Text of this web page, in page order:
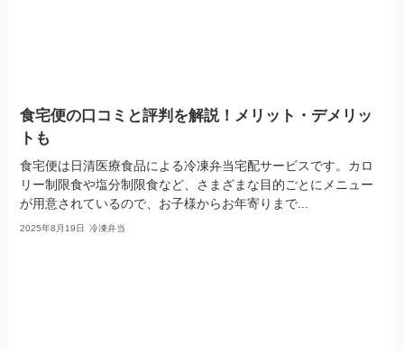
食宅便の口コミと評判を解説！メリット・デメリッ
トも
食宅便は日清医療食品による冷凍弁当宅配サービスです。カロ
リー制限食や塩分制限食など、さまざまな目的ごとにメニュー
が用意されているので、お子様からお年寄りまで...
2025年8月19日 冷凍弁当